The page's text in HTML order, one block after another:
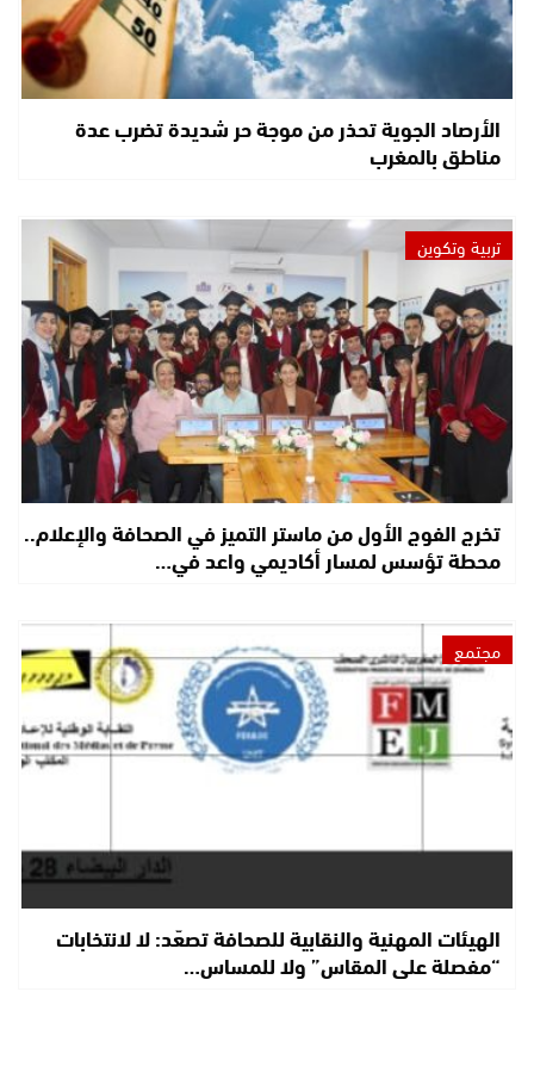
الأرصاد الجوية تحذر من موجة حر شديدة تضرب عدة
مناطق بالمغرب
تربية وتكوين
تخرج الفوج الأول من ماستر التميز في الصحافة والإعلام..
محطة تؤسس لمسار أكاديمي واعد في…
مجتمع
الهيئات المهنية والنقابية للصحافة تصعّد: لا لانتخابات
“مفصلة على المقاس” ولا للمساس…